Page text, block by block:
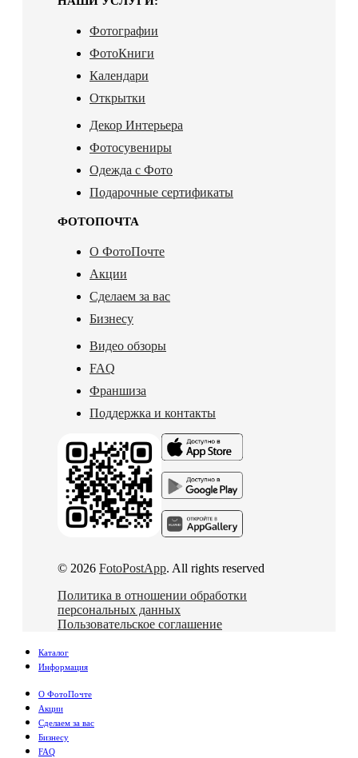
Фотографии
ФотоКниги
Календари
Открытки
Декор Интерьера
Фотосувениры
Одежда с Фото
Подарочные сертификаты
ФОТОПОЧТА
О ФотоПочте
Акции
Сделаем за вас
Бизнесу
Видео обзоры
FAQ
Франшиза
Поддержка и контакты
© 2026 FotoPostApp. All rights reserved
Политика в отношении обработки
персональных данных
Пользовательское соглашение
Каталог
Информация
О ФотоПочте
Акции
Сделаем за вас
Бизнесу
FAQ